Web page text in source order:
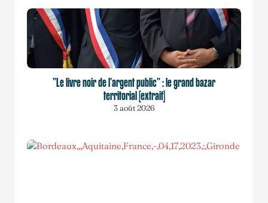
"Le livre noir de l'argent public" : le grand bazar
territorial [extrait]
3 août 2026